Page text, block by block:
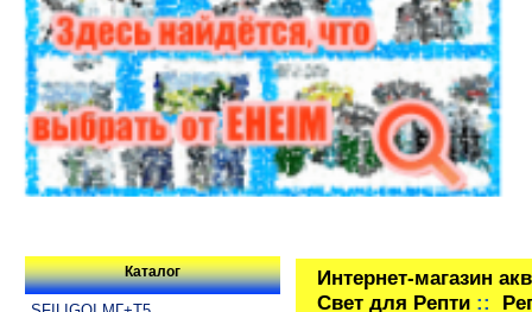
Каталог
Интернет-магазин
Свет для Репти::